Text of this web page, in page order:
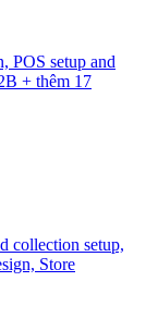
POS setup and
+ thêm 17
collection setup,
Store